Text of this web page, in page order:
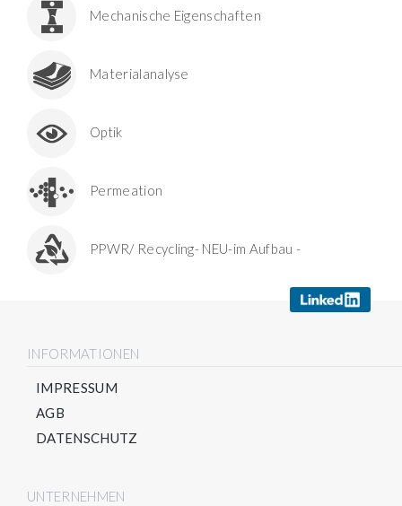
Mechanische Eigenschaften
Materialanalyse
Optik
Permeation
PPWR/ Recycling- NEU-im Aufbau -
INFORMATIONEN
IMPRESSUM
AGB
DATENSCHUTZ
UNTERNEHMEN